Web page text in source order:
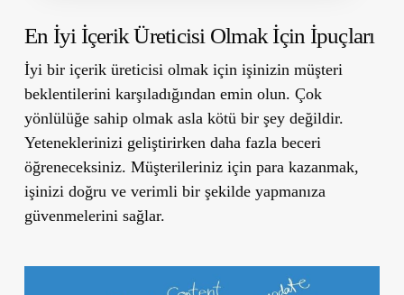
En İyi İçerik Üreticisi Olmak İçin İpuçları
İyi bir içerik üreticisi olmak için işinizin müşteri
beklentilerini karşıladığından emin olun. Çok
yönlülüğe sahip olmak asla kötü bir şey değildir.
Yeteneklerinizi geliştirirken daha fazla beceri
öğreneceksiniz. Müşterileriniz için para kazanmak,
işinizi doğru ve verimli bir şekilde yapmanıza
güvenmelerini sağlar.